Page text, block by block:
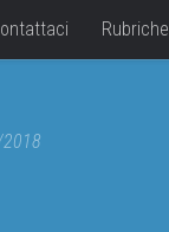
Rubriche